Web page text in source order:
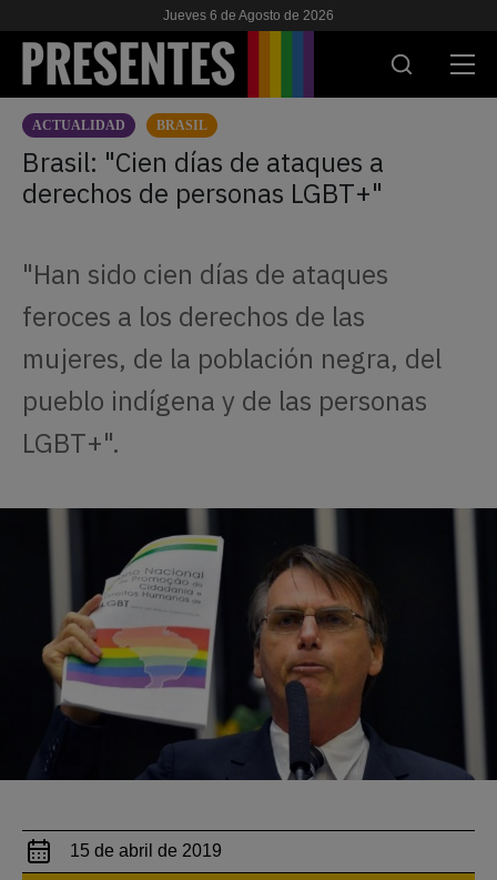
Jueves 6 de Agosto de 2026
ACTUALIDAD
INVESTIGACIONES
ESCUELA
APOYANOS
ACTUALIDAD BRASIL
Brasil: "Cien días de ataques a
derechos de personas LGBT+"
"Han sido cien días de ataques
feroces a los derechos de las
mujeres, de la población negra, del
pueblo indígena y de las personas
LGBT+".
15 de abril de 2019